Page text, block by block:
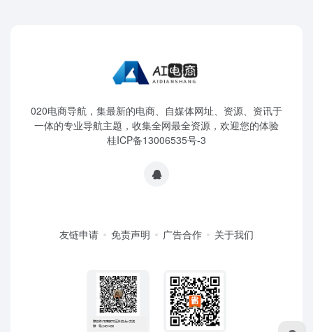
020电商导航，集最新的电商、自媒体网址、资源、资讯于
一体的专业导航主题，收集全网最全资源，欢迎您的体验
桂ICP备13006535号-3
友链申请 免责声明 广告合作 关于我们